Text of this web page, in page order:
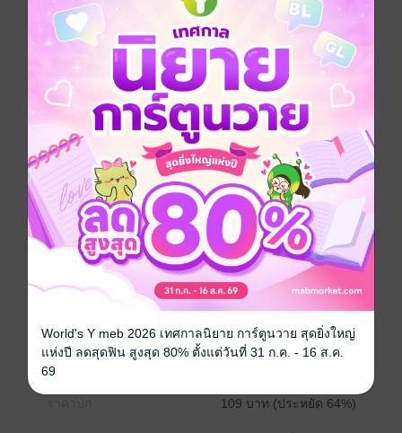
This novel isn't about heavy drama; instead, it's filled
with playful teasingdoms pursuing subs and subs
pursuing doms with flirting that's both sexy and
adorable. There are also NC scenes to add some
spice! If you get tired of someone "showing off their
spouse" or "only praising their spouse," you'll just have
to bear with it. As Khun Win says, if his spouse is cute,
it's only natural to show him off! (Haha!)
Boy love / Yaoi โรแมนติก โรมานซ์ 18+
วิศวะ
วันที่วางขาย 11 มิถุนายน 2568
ความยาว
109 บาท (ประหยัด 64%)
World's Y meb 2026 เทศกาลนิยาย การ์ตูนวาย สุดยิ่งใหญ่
แห่งปี ลดสุดฟิน สูงสุด 80% ตั้งแต่วันที่ 31 ก.ค. - 16 ส.ค.
69